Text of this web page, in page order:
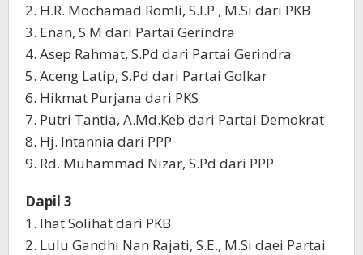
2. H.R. Mochamad Romli, S.I.P , M.Si dari PKB
3. Enan, S.M dari Partai Gerindra
4. Asep Rahmat, S.Pd dari Partai Gerindra
5. Aceng Latip, S.Pd dari Partai Golkar
6. Hikmat Purjana dari PKS
7. Putri Tantia, A.Md.Keb dari Partai Demokrat
8. Hj. Intannia dari PPP
9. Rd. Muhammad Nizar, S.Pd dari PPP
Dapil 3
1. Ihat Solihat dari PKB
2. Lulu Gandhi Nan Rajati, S.E., M.Si daei Partai